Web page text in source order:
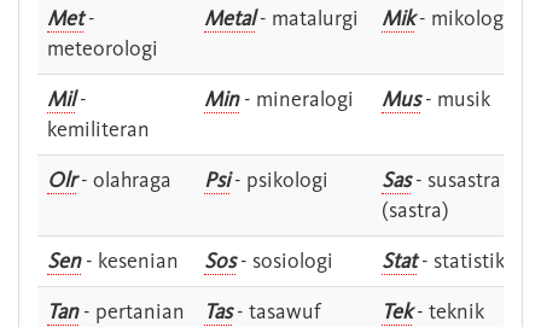
Met-
meteorologi
Metal- matalurgi Mik- mikologi
Mil-
kemiliteran
Min- mineralogi Mus- musik
Olr- olahraga Psi- psikologi Sas- susastra -
(sastra)
Sen- kesenian Sos- sosiologi Stat- statistik
Tan- pertanian Tas- tasawuf Tek- teknik